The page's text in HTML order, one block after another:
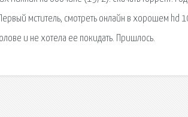
мститель, смотреть онлайн в хорошем hd
и не хотела ее покидать. Пришлось.